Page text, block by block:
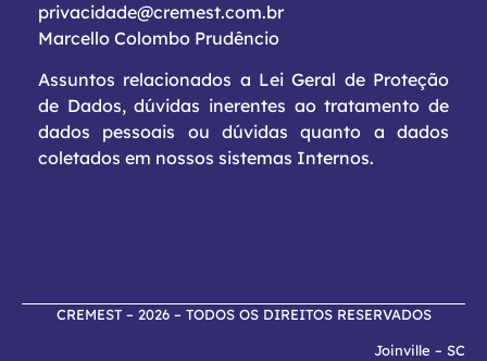
privacidade@cremest.com.br
Marcello Colombo Prudêncio
Assuntos relacionados a Lei Geral de Proteção
de Dados, dúvidas inerentes ao tratamento de
dados pessoais ou dúvidas quanto a dados
coletados em nossos sistemas Internos.
CREMEST – 2026 – TODOS OS DIREITOS RESERVADOS
Joinville – SC